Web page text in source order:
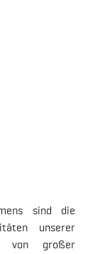
sind die
unserer
von großer